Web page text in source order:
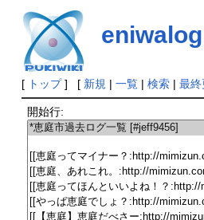
eniwalog
[ トップ] [ 新規 | 一覧| 検索| 最終
開始行: